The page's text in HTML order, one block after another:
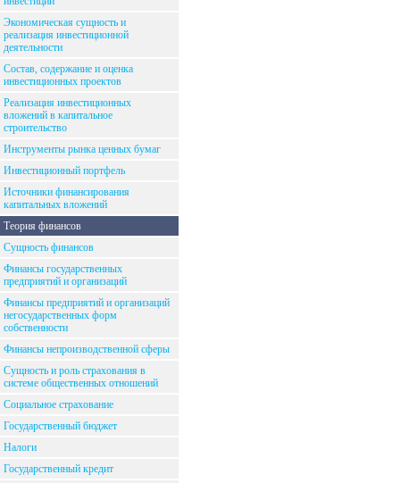
Экономическая сущность и
реализация инвестиционной
деятельности
Состав, содержание и оценка
инвестиционных проектов
Реализация инвестиционных
вложений в капитальное
строительство
Инструменты рынка ценных бумаг
Инвестиционный портфель
Источники финансирования
капитальных вложений
Теория финансов
Сущность финансов
Финансы государственных
предприятий и организаций
Финансы предприятий и организаций
негосударственных форм
собственности
Финансы непроизводственной сферы
Сущность и роль страхования в
системе общественных отношений
Социальное страхование
Государственный бюджет
Налоги
Государственный кредит